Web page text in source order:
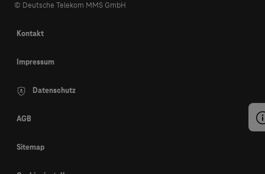
© Deutsche Telekom MMS GmbH
Kontakt
Impressum
Datenschutz
AGB
Sitemap